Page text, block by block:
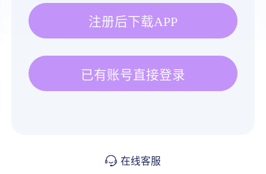
注册后下载APP
已有账号直接登录
在线客服